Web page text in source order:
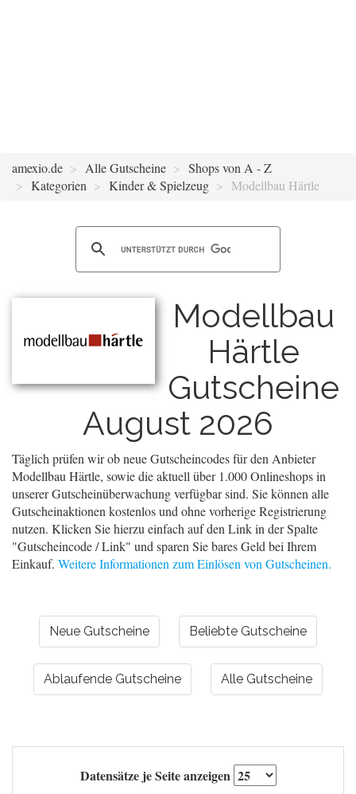
amexio.de Alle Gutscheine
Shops von A - Z
Kategorien
Kinder & Spielzeug Modellbau Härtle
Modellbau
Härtle
Gutscheine
August 2026
Täglich prüfen wir ob neue Gutscheincodes für den Anbieter
Modellbau Härtle, sowie die aktuell über 1.000 Onlineshops in
unserer Gutscheinüberwachung verfügbar sind. Sie können alle
Gutscheinaktionen kostenlos und ohne vorherige Registrierung
nutzen. Klicken Sie hierzu einfach auf den Link in der Spalte
"Gutscheincode / Link" und sparen Sie bares Geld bei Ihrem
Einkauf. Weitere Informationen zum Einlösen von Gutscheinen.
Neue Gutscheine Beliebte Gutscheine
Ablaufende Gutscheine Alle Gutscheine
Datensätze je Seite anzeigen